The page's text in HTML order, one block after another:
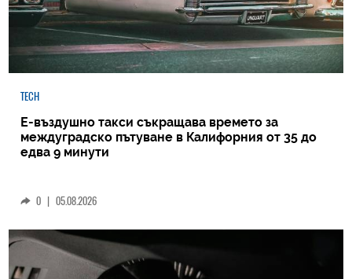
TECH
Е-въздушно такси съкращава времето за
междуградско пътуване в Калифорния от 35 до
едва 9 минути
0 | 05.08.2026